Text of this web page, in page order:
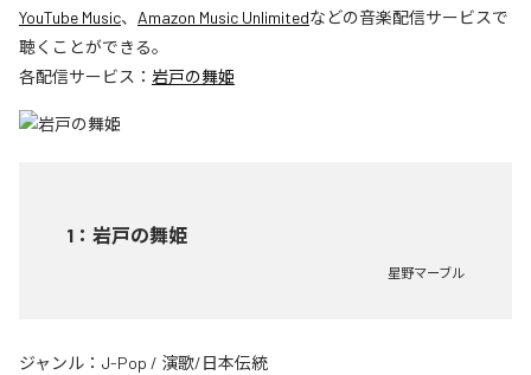
YouTube Music、 Amazon Music Unlimitedなどの音楽配信サービスで
聴くことができる。
各配信サービス： 岩戸の舞姫
1 ： 岩戸の舞姫
星野マーブル
ジャンル： J-Pop / 演歌/日本伝統